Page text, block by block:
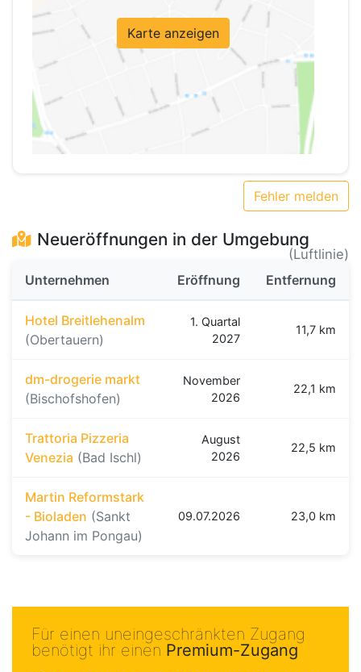
Karte anzeigen
Fehler melden
Neueröffnungen in der Umgebung
(Luftlinie)
Unternehmen
Eröffnung Entfernung
Hotel Breitlehenalm
(Obertauern)
1. Quartal
2027
11,7 km
dm-drogerie markt
(Bischofshofen)
November
2026
22,1 km
Trattoria Pizzeria
Venezia (Bad Ischl)
August
2026
22,5 km
Martin Reformstark
- Bioladen (Sankt
Johann im Pongau)
09.07.2026 23,0 km
Für einen uneingeschränkten Zugang
benötigt ihr einen Premium-Zugang